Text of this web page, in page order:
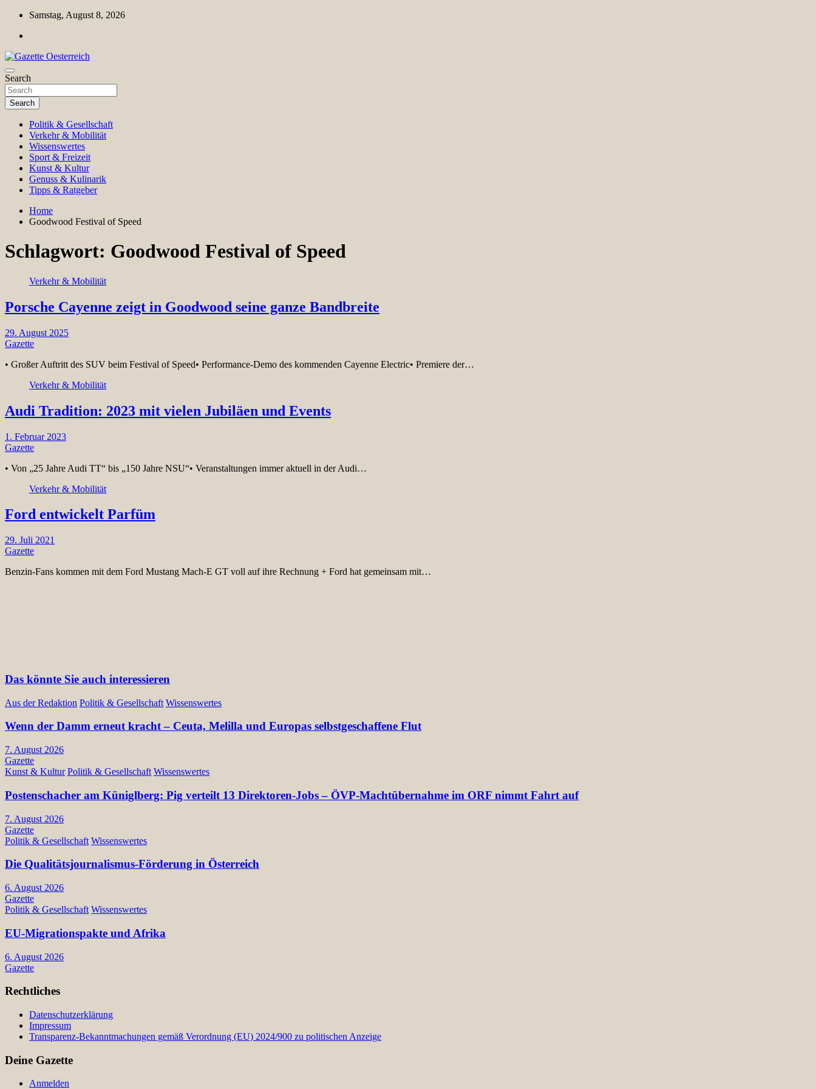
Skip
content
Samstag, August 8, 2026
Gazette Oesterreich
Magazin für Freizeit, Politik, Kultur & Wissenschaft
Search
Search
Politik & Gesellschaft
Verkehr & Mobilität
Wissenswertes
Sport & Freizeit
Kunst & Kultur
Genuss & Kulinarik
Tipps & Ratgeber
Home
Goodwood Festival of Speed
Schlagwort: Goodwood Festival of Speed
Verkehr & Mobilität
Porsche Cayenne zeigt in Goodwood seine ganze Bandbreite
29. August 2025
Gazette
• Großer Auftritt des SUV beim Festival of Speed• Performance-Demo des kommenden Cayenne Electric• Premiere der…
Verkehr & Mobilität
Audi Tradition: 2023 mit vielen Jubiläen und Events
1. Februar 2023
Gazette
• Von „25 Jahre Audi TT“ bis „150 Jahre NSU“• Veranstaltungen immer aktuell in der Audi…
Verkehr & Mobilität
Ford entwickelt Parfüm
29. Juli 2021
Gazette
Benzin-Fans kommen mit dem Ford Mustang Mach-E GT voll auf ihre Rechnung + Ford hat gemeinsam mit…
Das könnte Sie auch interessieren
Aus der Redaktion Politik & Gesellschaft Wissenswertes
Wenn der Damm erneut kracht – Ceuta, Melilla und Europas selbstgeschaffene Flut
7. August 2026
Gazette
Kunst & Kultur Politik & Gesellschaft Wissenswertes
Postenschacher am Küniglberg: Pig verteilt 13 Direktoren-Jobs – ÖVP-Machtübernahme im ORF nimmt Fahrt auf
7. August 2026
Gazette
Politik & Gesellschaft Wissenswertes
Die Qualitätsjournalismus-Förderung in Österreich
6. August 2026
Gazette
Politik & Gesellschaft Wissenswertes
EU-Migrationspakte und Afrika
6. August 2026
Gazette
Rechtliches
Datenschutzerklärung
Impressum
Transparenz-Bekanntmachungen gemäß Verordnung (EU) 2024/900 zu politischen Anzeige
Deine Gazette
Anmelden